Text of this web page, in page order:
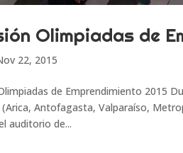
Olimpiadas de
22, 2015
de Emprendimiento 2015
Antofagasta, Valparaíso,
auditorio de...